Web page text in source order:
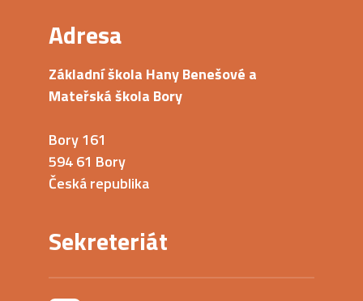
Adresa
Základní škola Hany Benešové a
Mateřská škola Bory
Bory 161
594 61 Bory
Česká republika
Sekreteriát